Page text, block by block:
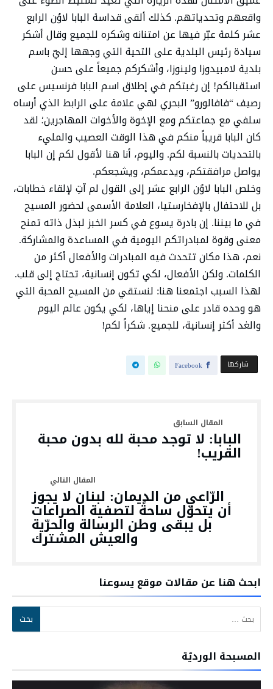
واقعهم وتحدياتهم. كذلك ألقى قداسة البابا لاوُن الرابع
عشر كلمة عبّر فيها عن امتنانه وشكره للجميع وقال أشكر
سيادة رئيس البلدية على التحية التي وجهها إليّ باسم
بلدية لامبيدوزا ولينوزا، وأشكركم جميعاً على حسن
استقبالكم! إن رغبتكم في إطلاق اسم البابا فرنسيس على
رصيف “فافالورو” البحري لهي علامة على الرابط الذي أرساه
سلفي مع جماعتكم ومع الإخوة والأخوات المهاجرين؛ لقد
كان البابا قريباً منكم في هذا الوقت العصيب والمليء
بالتحديات بالنسبة لكم. واليوم، أنا هنا لأقول لكم إن البابا
يواصل مرافقتكم، ويدعمكم، ويشجعكم.
وخلص البابا لاوُن الرابع عشر إلى القول لم آتِ لإلقاء خطابات،
بل للاحتفال بالإفخارستيا، العلامة الأسمى لحضور المسيح
في ما بيننا. إن بادرة يسوع في كسر الخبز لبذل ذاته تمنح
معنى وقوة لمبادراتكم اليومية في المساعدة والمشاركة.
نعم، هذا مكان تتحدث فيه المبادرات والأفعال أكثر من
الكلمات. ولكن الأفعال، لكي تكون إنسانية، تحتاج إلى قلب.
لهذا السبب اجتمعنا هنا: لنستقي من المسيح المحبة التي
هو وحده قادر على منحنا إياها، لكي يكون عالم اليوم
والغد أكثر إنسانية، للجميع. شكراً لكم!
‫‫ شاركها‬ Facebook
البابا: لا توجد محبة لله بدون محبة
القريب!
الرّاعي من الديمان: لبنان لا يجوز
أن يتحوّل ساحةً لتصفية الصراعات
بل يبقى وطن الرسالة والحرّية
والعيش المشترك
ابحث هنا عن مقالات موقع يسوعنا
البحث عن:
المسبحة الورديّة